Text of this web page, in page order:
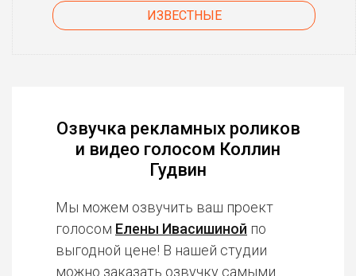
ИЗВЕСТНЫЕ
Озвучка рекламных роликов
и видео голосом Коллин
Гудвин
Мы можем озвучить ваш проект
голосом Елены Ивасишиной по
выгодной цене! В нашей студии
можно заказать озвучку самыми